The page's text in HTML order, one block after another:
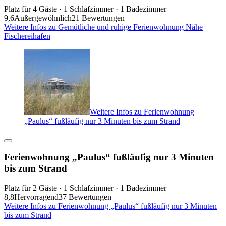
Platz für 4 Gäste · 1 Schlafzimmer · 1 Badezimmer
9,6Außergewöhnlich21 Bewertungen
Weitere Infos zu Gemütliche und ruhige Ferienwohnung Nähe
Fischereihafen
Weitere Infos zu Ferienwohnung
„Paulus“ fußläufig nur 3 Minuten bis zum Strand
Ferienwohnung „Paulus“ fußläufig nur 3 Minuten
bis zum Strand
Platz für 2 Gäste · 1 Schlafzimmer · 1 Badezimmer
8,8Hervorragend37 Bewertungen
Weitere Infos zu Ferienwohnung „Paulus“ fußläufig nur 3 Minuten
bis zum Strand